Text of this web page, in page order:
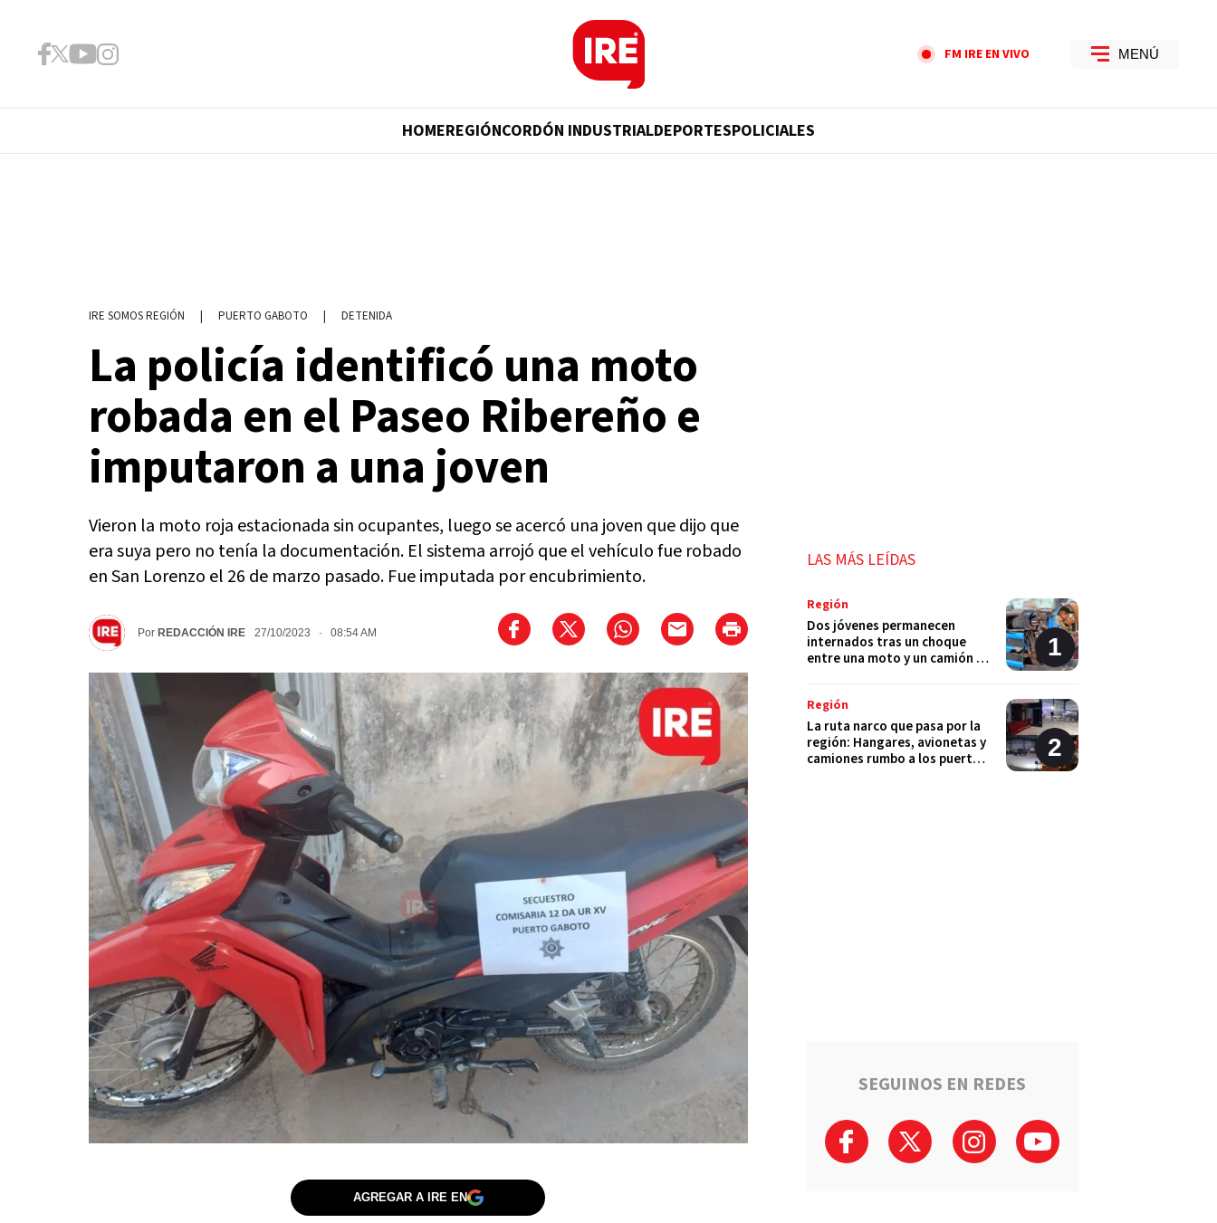
FM IRE EN VIVO MENÚ
HOMEREGIÓNCORDÓN INDUSTRIALDEPORTESPOLICIALES
IRE SOMOS REGIÓN | PUERTO GABOTO | DETENIDA
La policía identificó una moto
robada en el Paseo Ribereño e
imputaron a una joven
Vieron la moto roja estacionada sin ocupantes, luego se acercó una joven que dijo que
era suya pero no tenía la documentación. El sistema arrojó que el vehículo fue robado
en San Lorenzo el 26 de marzo pasado. Fue imputada por encubrimiento.
Por REDACCIÓN IRE 27/10/2023 · 08:54 AM
AGREGAR A IRE EN
LAS MÁS LEÍDAS
Región
Dos jóvenes permanecen
internados tras un choque
entre una moto y un camión en
Región
La ruta narco que pasa por la
región: Hangares, avionetas y
camiones rumbo a los puertos
en Luis PalaciosSEGUINOS EN REDES